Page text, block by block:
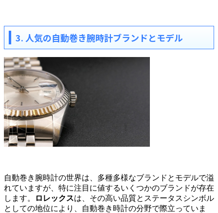
3. 人気の自動巻き腕時計ブランドとモデル
自動巻き腕時計の世界は、多種多様なブランドとモデルで溢
れていますが、特に注目に値するいくつかのブランドが存在
します。
ロレックスは、その高い品質とステータスシンボル
としての地位により、自動巻き時計の分野で際立っていま